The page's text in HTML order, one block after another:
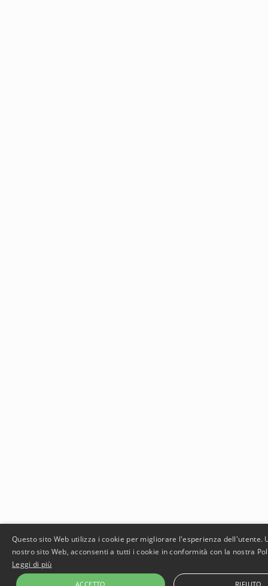
Questo sito Web utilizza i cookie per migliorare l'esperienza dell'utente.
nostro sito Web, acconsenti a tutti i cookie in conformità con la nostra
Leggi di più
ACCETTO RIFIUTO